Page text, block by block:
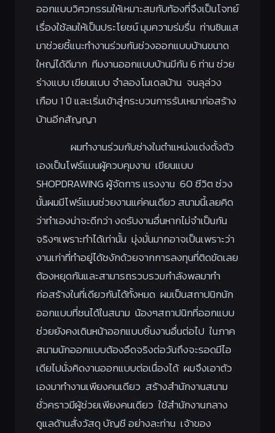
ออกแบบวิศวกรรมให้เหมาะสมกับท้องที่จึงเป็นโจทย์
เรื่องใช้ลมให้เป็นประโยชน์ มุมความร่มรื่น ท่านซินแส
มาช่วยชี้แนะทำงานร่วมกันช่วงออกแบบบ้านขนาด
ใหญ่ได้ดีมาก ทีมงานออกแบบบ้านมีกัน 6 ท่าน ช่วย
ร่างแบบ เขียนแบบ จำลองโมเดลบ้าน จนลุล่วง
เกือบ 1 ปี และเริ่มเข้าสู่กระบวนการรับเหมาก่อสร้าง
บ้านอีกสัญญา
ผมทำงานร่วมกับช่างในตำแหน่งแต่งตั้งตัว
เองเป็นโฟร์แมนผู้ควบคุมงาน เขียนแบบ
SHOPDRAWING ผู้จัดการ แรงงาน 60 ชีวิต ช่วง
นั้นผมมีโฟร์แมนช่วยงานแค่คนเดียว สนามนี้เลยคิด
ว่าทำเองน่าจะดีกว่า งดรับงานอื่นหากไม่จำเป็นกัน
จริงๆเพราะทำได้เท่านั้น มุ่งมั่นมากอาจเป็นเพราะว่า
งานเก่าที่ทำอยู่ได้ชงักด้วยจากการลงทุนที่ติดขัดเลย
ต้องหยุดกันและสามารถรวบรวมกำลังพลมาทำ
ก่อสร้างในที่เดียวกันได้ทั้งหมด ผมเป็นสถาปนิกนัก
ออกแบบที่ชนได้ในสนาม น้องๆสถาปนิกที่ออกแบบ
ช่วยยังคงเดินหน้าออกแบบชิ้นงานอื่นต่อไป ในภาค
สนามนักออกแบบต้องอึดจริงต่อวันถึงจะรอดมีไอ
เดียไปนั่งคิดงานออกแบบต่อเนื่องได้ ผมจึงเอาตัว
เองมาทำงานเพียงคนเดียว สร้างสำนักงานสนาม
ชั่วคราวมีผู้ช่วยเพียงคนเดียว ใช้สำนักงานกลาง
ดูแลด้านสั่งวัสดุ บัญชี อย่างละท่าน เจ้าของ